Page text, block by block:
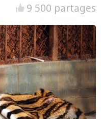
9 500 partages